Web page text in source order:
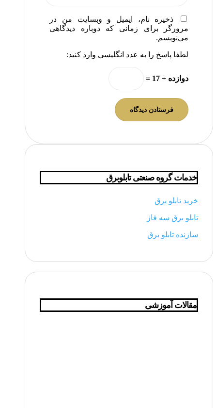
ذخیره نام، ایمیل و وبسایت من در
مرورگر برای زمانی که دوباره دیدگاهی
می‌نویسم.
لطفا پاسخ را به عدد انگلیسی وارد کنید:
دوازده + 17 =
خدمات گروه صنعتی تابلوبرق
خرید تابلو برق
تابلو برق سه فاز
سازنده تابلو برق
مقالات آموزشی